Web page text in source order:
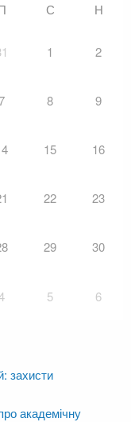
С Н
1 2
8 9
15 16
22 23
29 30
5 6
захисти
академічну